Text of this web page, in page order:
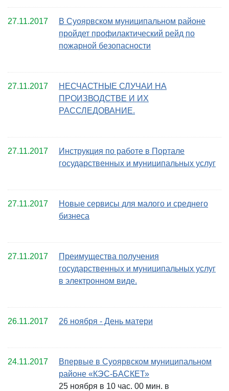
27.11.2017
В Суоярвском муниципальном районе
пройдет профилактический рейд по
пожарной безопасности
27.11.2017
НЕСЧАСТНЫЕ СЛУЧАИ НА
ПРОИЗВОДСТВЕ И ИХ
РАССЛЕДОВАНИЕ.
27.11.2017
Инструкция по работе в Портале
государственных и муниципальных услуг
27.11.2017
Новые сервисы для малого и среднего
бизнеса
27.11.2017
Преимущества получения
государственных и муниципальных услуг
в электронном виде.
26.11.2017 26 ноября - День матери
24.11.2017
Впервые в Суоярвском муниципальном
районе «КЭС-БАСКЕТ»
25 ноября в 10 час. 00 мин. в